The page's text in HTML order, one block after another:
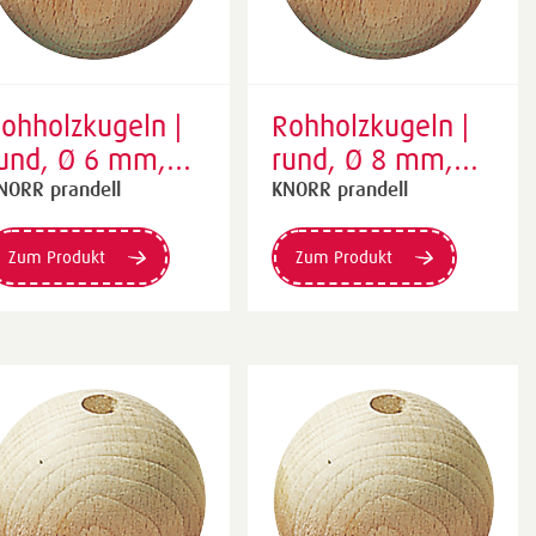
|
Ø 6 mm,
118 Stück
prandell
Zum Produkt
Rohholzkugeln |
rund, Ø 8 mm,
natur, 80 Stück
KNORR prandell
Zum Produkt